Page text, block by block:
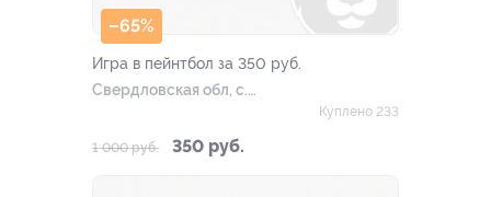
–65%
Игра в пейнтбол за 350 руб.
Свердловская обл, с.
1 000 руб. 350 руб.
Куплено 233